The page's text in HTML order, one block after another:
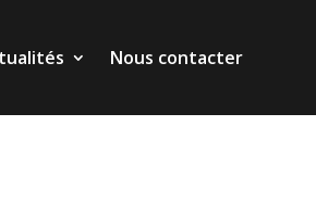
Nous contacter
Nous contacter